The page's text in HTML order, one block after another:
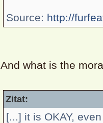
Source: http://
And what is the
Zitat:
[...] it is OKAY,